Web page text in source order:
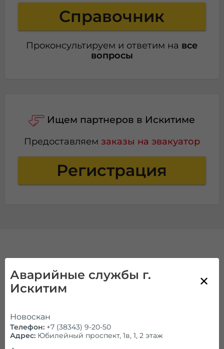
Справочник
Проконсультируем и ответим на все
вопросы
Ищем партнеров в Искитиме
Предоставляем заказы на эвакуатор
Регистрация
Услуги
транспортировки
спецтехники
Своевременно оказанная услуга эвакуации – это
Аварийные службы г.
Искитим
Новоcкан
Телефон: +7 (38343) 9-20-50
Адрес: Юбилейный проспект, 1в, 1, 2 этаж